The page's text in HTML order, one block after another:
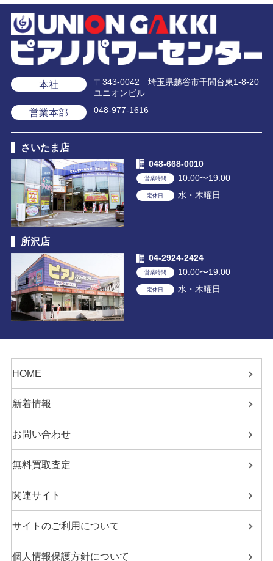
本社
〒343-0042 埼玉県越谷市千間台東1-8-20
ユニオンビル
営業本部 048-977-1616
さいたま店
048-668-0010
営業時間 10:00〜19:00
定休日 水・木曜日
所沢店
04-2924-2424
営業時間 10:00〜19:00
定休日 水・木曜日
HOME
新着情報
お問い合わせ
無料買取査定
関連サイト
サイトのご利用について
個人情報保護方針について